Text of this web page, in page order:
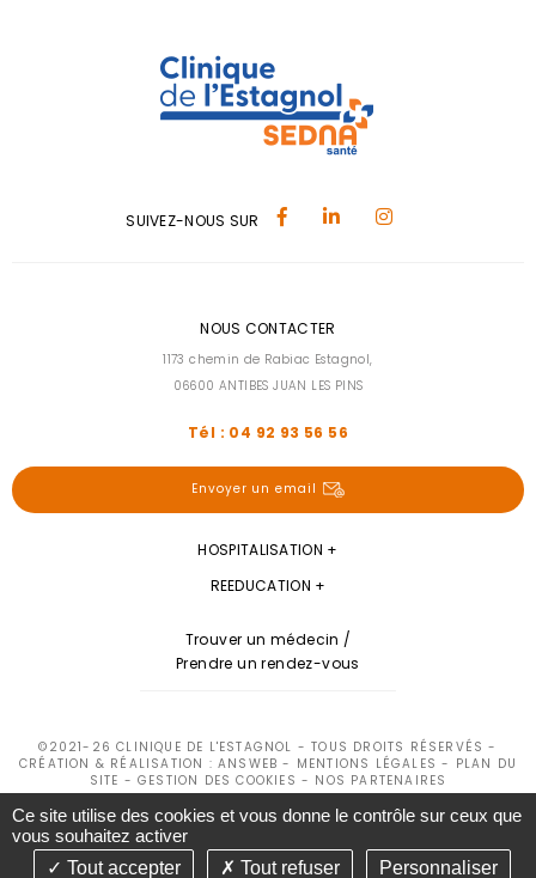
SUIVEZ-NOUS SUR
NOUS CONTACTER
1173 chemin de Rabiac Estagnol,
06600 ANTIBES JUAN LES PINS
Tél : 04 92 93 56 56
Envoyer un email
HOSPITALISATION
REEDUCATION
Trouver un médecin /
Prendre un rendez-vous
©2021-26 CLINIQUE DE L'ESTAGNOL - TOUS DROITS RÉSERVÉS -
CRÉATION & RÉALISATION : ANSWEB - MENTIONS LÉGALES - PLAN DU
SITE - GESTION DES COOKIES - NOS PARTENAIRES
Ce site utilise des cookies et vous donne le contrôle sur ceux que
vous souhaitez activer
Tout accepter
Tout refuser Personnaliser